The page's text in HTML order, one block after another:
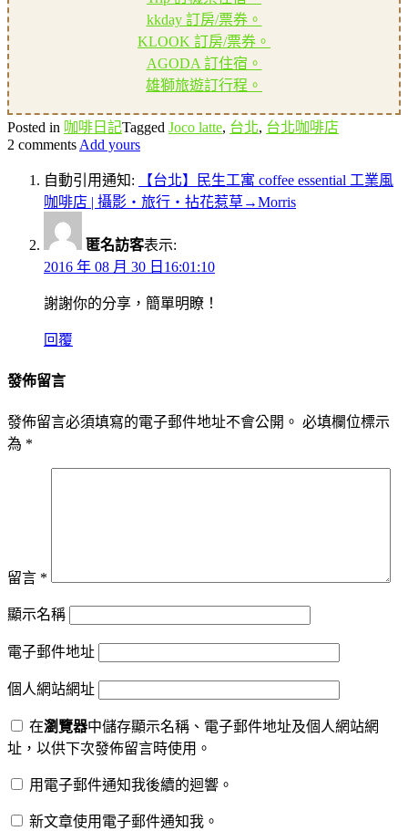
kkday 訂房/票券。
KLOOK 訂房/票券。
AGODA 訂住宿。
雄獅旅遊訂行程。
Posted in 咖啡日記Tagged Joco latte, 台北, 台北咖啡店
2 comments Add yours
自動引用通知:
【台北】民生工寓 coffee essential 工業風
咖啡店 | 攝影‧旅行‧拈花惹草→Morris
匿名訪客表示:
2016 年 08 月 30 日16:01:10
謝謝你的分享，簡單明瞭！
回覆
發佈留言
發佈留言必須填寫的電子郵件地址不會公開。 必填欄位標示
為 *
留言 *
顯示名稱
電子郵件地址
個人網站網址
在瀏覽器中儲存顯示名稱、電子郵件地址及個人網站網
址，以供下次發佈留言時使用。
用電子郵件通知我後續的迴響。
新文章使用電子郵件通知我。